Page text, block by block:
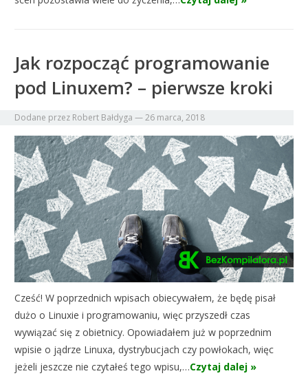
Jak rozpocząć programowanie
pod Linuxem? – pierwsze kroki
Dodane przez Robert Bałdyga —26 marca, 2018
Cześć! W poprzednich wpisach obiecywałem, że będę pisał
dużo o Linuxie i programowaniu, więc przyszedł czas
wywiązać się z obietnicy. Opowiadałem już w poprzednim
wpisie o jądrze Linuxa, dystrybucjach czy powłokach, więc
jeżeli jeszcze nie czytałeś tego wpisu,…Czytaj dalej »